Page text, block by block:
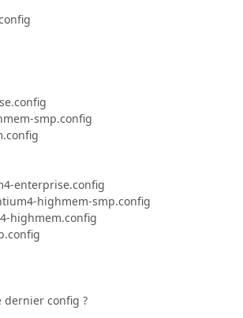
smp.config
enterprise.config
highmem-smp.config
highmem.config
dernier config ?